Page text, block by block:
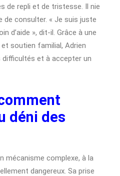
de repli et de tristesse. Il nie
consulter. « Je suis juste
d’aide », dit-il. Grâce à une
et soutien familial, Adrien
et à accepter un
déni des
mécanisme complexe, à la
dangereux. Sa prise